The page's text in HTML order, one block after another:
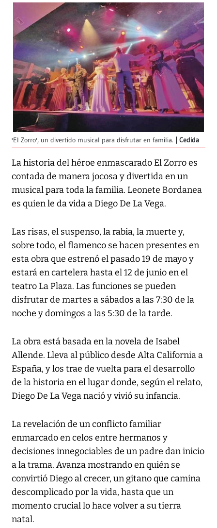
'El Zorro', un divertido musical para disfrutar en familia. Cedida
La historia del héroe enmascarado El Zorro es
contada de manera jocosa y divertida en un
musical para toda la familia. Leonete Bordanea
es quien le da vida a Diego De La Vega.
Las risas, el suspenso, la rabia, la muerte y,
sobre todo, el flamenco se hacen presentes en
esta obra que estrenó el pasado 19 de mayo y
estará en cartelera hasta el 12 de junio en el
teatro La Plaza. Las funciones se pueden
disfrutar de martes a sábados a las 7:30 de la
noche y domingos a las 5:30 de la tarde.
La obra está basada en la novela de Isabel
Allende. Lleva al público desde Alta California a
España, y los trae de vuelta para el desarrollo
de la historia en el lugar donde, según el relato,
Diego De La Vega nació y vivió su infancia.
La revelación de un conflicto familiar
enmarcado en celos entre hermanos y
decisiones innegociables de un padre dan inicio
a la trama. Avanza mostrando en quién se
convirtió Diego al crecer, un gitano que camina
descomplicado por la vida, hasta que un
momento crucial lo hace volver a su tierra
natal.